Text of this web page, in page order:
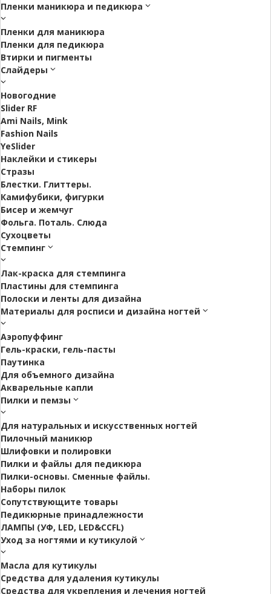
Пленки маникюра и педикюра
Пленки для маникюра
Пленки для педикюра
Втирки и пигменты
Слайдеры
Новогодние
Slider RF
Ami Nails, Mink
Fashion Nails
YeSlider
Наклейки и стикеры
Стразы
Блестки. Глиттеры.
Камифубики, фигурки
Бисер и жемчуг
Фольга. Поталь. Слюда
Сухоцветы
Стемпинг
Лак-краска для стемпинга
Пластины для стемпинга
Полоски и ленты для дизайна
Материалы для росписи и дизайна ногтей
Аэропуффинг
Гель-краски, гель-пасты
Паутинка
Для объемного дизайна
Акварельные капли
Пилки и пемзы
Для натуральных и искусственных ногтей
Пилочный маникюр
Шлифовки и полировки
Пилки и файлы для педикюра
Пилки-основы. Сменные файлы.
Наборы пилок
Сопутствующите товары
Педикюрные принадлежности
ЛАМПЫ (УФ, LED, LED&CCFL)
Уход за ногтями и кутикулой
Масла для кутикулы
Средства для удаления кутикулы
Средства для укрепления и лечения ногтей